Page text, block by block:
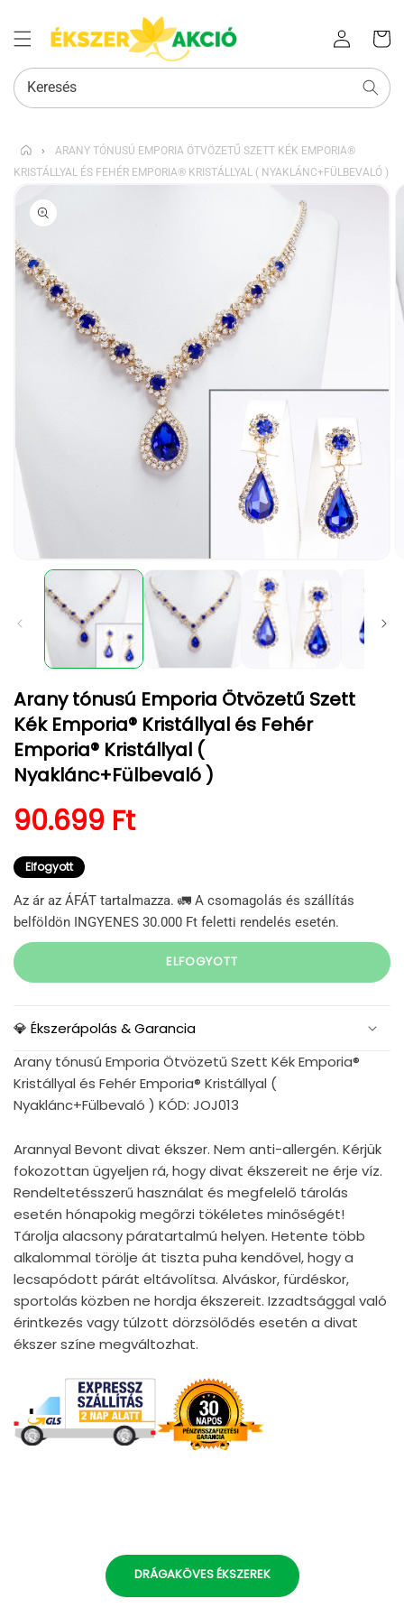
Bejelentkezés
kosara
Keresés
›
ARANY TÓNUSÚ EMPORIA ÖTVÖZETŰ SZETT KÉK EMPORIA®
KRISTÁLLYAL ÉS FEHÉR EMPORIA® KRISTÁLLYAL ( NYAKLÁNC+FÜLBEVALÓ )
KIHAGYÁS, ÉS
UGRÁS A
TERMÉKADATOKRA
médiafájl
megnyitása
modális
párbeszédpanelen
Arany tónusú Emporia Ötvözetű Szett
Kék Emporia® Kristállyal és Fehér
Emporia® Kristállyal (
Nyaklánc+Fülbevaló )
Normál ár
90.699 Ft
Elfogyott
Az ár az ÁFÁT tartalmazza. 🚛 A csomagolás és szállítás
belföldön INGYENES 30.000 Ft feletti rendelés esetén.
ELFOGYOTT
💎 Ékszerápolás & Garancia
Arany tónusú Emporia Ötvözetű Szett Kék Emporia®
Kristállyal és Fehér Emporia® Kristállyal (
Nyaklánc+Fülbevaló ) KÓD: JOJ013
Arannyal Bevont divat ékszer. Nem anti-allergén. Kérjük
fokozottan ügyeljen rá, hogy divat ékszereit ne érje víz.
Rendeltetésszerű használat és megfelelő tárolás
esetén hónapokig megőrzi tökéletes minőségét!
Tárolja alacsony páratartalmú helyen. Hetente több
alkalommal törölje át tiszta puha kendővel, hogy a
lecsapódott párát eltávolítsa. Alváskor, fürdéskor,
sportolás közben ne hordja ékszereit. Izzadtsággal való
érintkezés vagy túlzott dörzsölődés esetén a divat
ékszer színe megváltozhat.
DRÁGAKÖVES ÉKSZEREK